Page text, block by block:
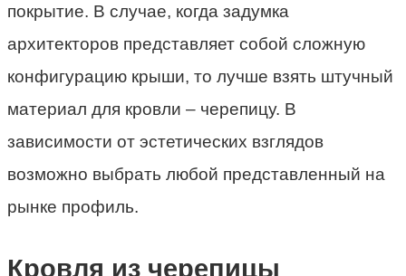
покрытие. В случае, когда задумка
архитекторов представляет собой сложную
конфигурацию крыши, то лучше взять штучный
материал для кровли – черепицу. В
зависимости от эстетических взглядов
возможно выбрать любой представленный на
рынке профиль.
Кровля из черепицы